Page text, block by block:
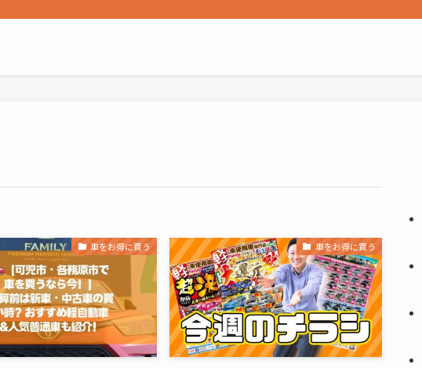
車をお得に買う 車をお得に買う